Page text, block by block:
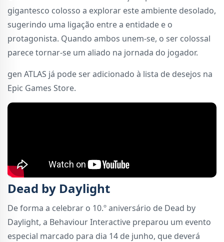
gigantesco colosso a explorar este ambiente desolado,
sugerindo uma ligação entre a entidade e o
protagonista. Quando ambos unem-se, o ser colossal
parece tornar-se um aliado na jornada do jogador.
gen ATLAS já pode ser adicionado à lista de desejos na
Epic Games Store.
Dead by Daylight
De forma a celebrar o 10.º aniversário de Dead by
Daylight, a Behaviour Interactive preparou um evento
especial marcado para dia 14 de junho, que deverá